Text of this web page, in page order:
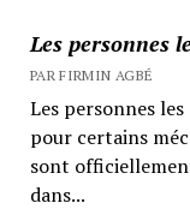
Les personnes
PAR FIRMIN AGBÉ
Les personnes
pour certains
sont
dans...